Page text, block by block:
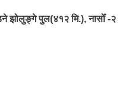
झोलुङ्गे पुल(४१२ मि.), नासोँ -२